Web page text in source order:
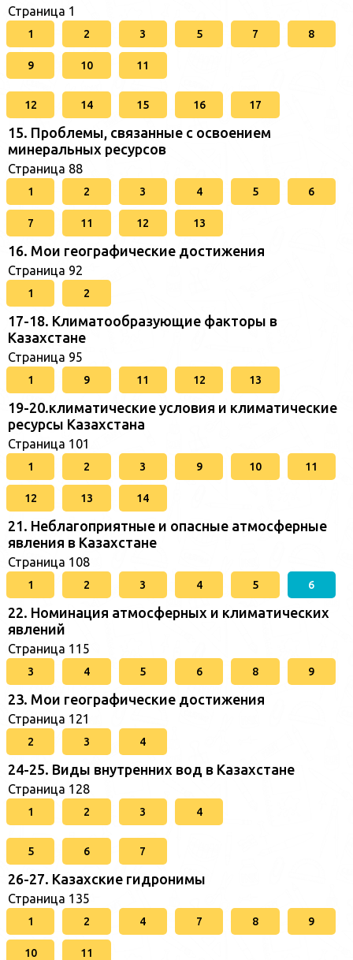
Страница 1
1 2 3 5 7 8
9 10 11
12 14 15 16 17
15. Проблемы, связанные с освоением
минеральных ресурсов
Страница 88
1 2 3 4 5 6
7 11 12 13
16. Мои географические достижения
Страница 92
1 2
17-18. Климатообразующие факторы в
Казахстане
Страница 95
1 9 11 12 13
19-20.климатические условия и климатические
ресурсы Казахстана
Страница 101
1 2 3 9 10 11
12 13 14
21. Неблагоприятные и опасные атмосферные
явления в Казахстане
Страница 108
1 2 3 4 5 6
22. Номинация атмосферных и климатических
явлений
Страница 115
3 4 5 6 8 9
23. Мои географические достижения
Страница 121
2 3 4
24-25. Виды внутренних вод в Казахстане
Страница 128
1 2 3 4
5 6 7
26-27. Казахские гидронимы
Страница 135
1 2 4 7 8 9
10 11